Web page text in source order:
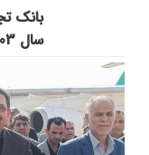
بانک
سال 1403 را تمدید کرد